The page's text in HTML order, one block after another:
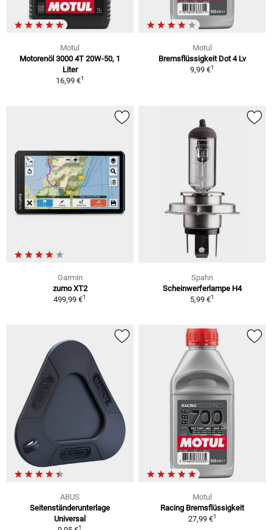
Motul
Motorenöl 3000 4T 20W-50, 1
Liter
16,99 €1
Motul
Bremsflüssigkeit Dot 4 Lv
9,99 €1
Garmin
zumo XT2
499,99 €1
Spahn
Scheinwerferlampe H4
5,99 €1
ABUS
Seitenständerunterlage
Universal
1
Motul
Racing Bremsflüssigkeit
27,99 €1